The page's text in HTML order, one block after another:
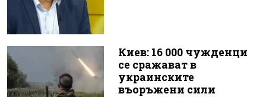
Киев: 16 000 чужденци
се сражават в
украинските
въоръжени сили